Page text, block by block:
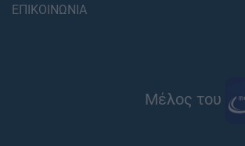
ΕΠΙΚΟΙΝΩΝΙΑ
Μέλος του